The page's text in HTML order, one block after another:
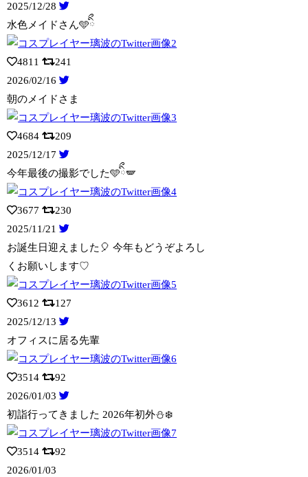
2025/12/28
水色メイドさん🩵ིྀ
4811
241
2026/02/16
朝のメイドさま
4684
209
2025/12/17
今年最後の撮影でした🩵ིྀ🪽
3677
230
2025/11/21
お誕生日迎えました🎈 今年もどうぞよろし
くお願いします♡
3612
127
2025/12/13
オフィスに居る先輩
3514
92
2026/01/03
初詣行ってきました 2026年初外⛄️❄️
3514
92
2026/01/03